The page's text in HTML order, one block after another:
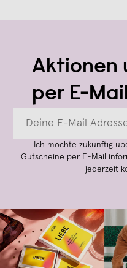
Aktionen
per E-
Ich möchte zukünftig
Gutscheine per E-Mail
jederzeit